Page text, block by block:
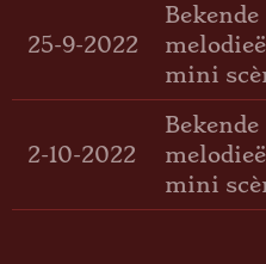
25-9-2022
mini
2-10-2022
mini